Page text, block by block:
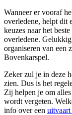
Wanneer er vooraf
overledene, helpt dit
keuzes naar het
overledene.
organiseren van een
Bovenkarspel.
Zeker zul je in deze
zien. Dus is het
Zij helpen je om
wordt vergeten.
info over een uitvaart